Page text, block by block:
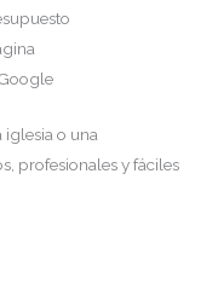
iglesia o una
profesionales y fáciles